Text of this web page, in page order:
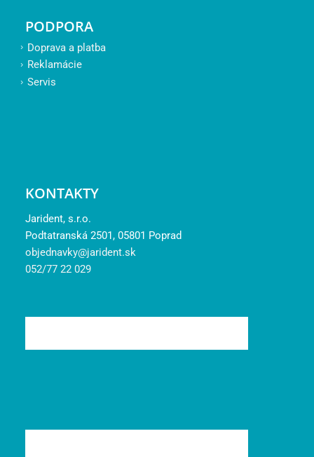
PODPORA
Doprava a platba
Reklamácie
Servis
KONTAKTY
Jarident, s.r.o.
Podtatranská 2501, 05801 Poprad
objednavky@jarident.sk
052/77 22 029